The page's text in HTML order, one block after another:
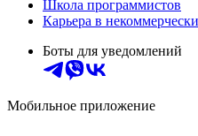
Школа программистов
Карьера в
Боты для уведомлений
Мобильное приложение